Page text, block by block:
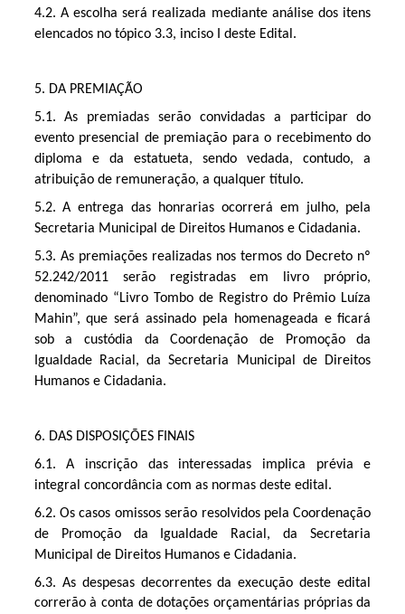
4.2. A escolha será realizada mediante análise dos itens
elencados no tópico 3.3, inciso I deste Edital.
5. DA PREMIAÇÃO
5.1. As premiadas serão convidadas a participar do
evento presencial de premiação para o recebimento do
diploma e da estatueta, sendo vedada, contudo, a
atribuição de remuneração, a qualquer título.
5.2. A entrega das honrarias ocorrerá em julho, pela
Secretaria Municipal de Direitos Humanos e Cidadania.
5.3. As premiações realizadas nos termos do Decreto nº
52.242/2011 serão registradas em livro próprio,
denominado “Livro Tombo de Registro do Prêmio Luíza
Mahin”, que será assinado pela homenageada e ficará
sob a custódia da Coordenação de Promoção da
Igualdade Racial, da Secretaria Municipal de Direitos
Humanos e Cidadania.
6. DAS DISPOSIÇÕES FINAIS
6.1. A inscrição das interessadas implica prévia e
integral concordância com as normas deste edital.
6.2. Os casos omissos serão resolvidos pela Coordenação
de Promoção da Igualdade Racial, da Secretaria
Municipal de Direitos Humanos e Cidadania.
6.3. As despesas decorrentes da execução deste edital
correrão à conta de dotações orçamentárias próprias da